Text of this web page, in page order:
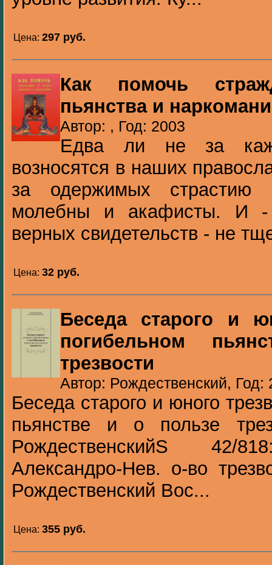
Цена: 297 pуб.
Как помочь
пьянства и
Автор: , Год: 2003
Едва ли не за
возносятся в наших
за одержимых страстию
молебны и акафисты. И -
верных свидетельств - не
Цена: 32 pуб.
Беседа старого и
погибельном
трезвости
Автор: Рождественский, Год:
Беседа старого и юного
пьянстве и о пользе
РождественскийS 42/
Александро-Нев. о-во
Рождественский Вос...
Цена: 355 pуб.